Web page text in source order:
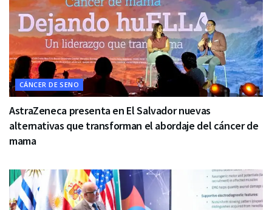
CÁNCER DE SENO
AstraZeneca presenta en El Salvador nuevas
alternativas que transforman el abordaje del cáncer de
mama